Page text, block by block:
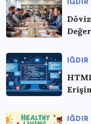
IĞDIR
IĞDIR